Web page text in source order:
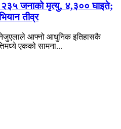
२३५ जनाको मृत्यु, ४,३०० घाइते;
तीव्र
आफ्नो आधुनिक इतिहासकै
एकको सामना...